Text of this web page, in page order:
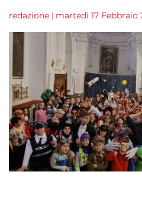
redazione | martedì 17 Febbraio